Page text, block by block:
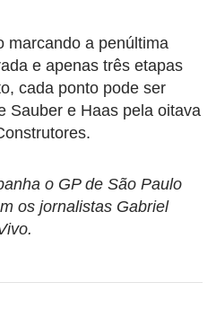
marcando a penúltima
e apenas três etapas
cada ponto pode ser
Sauber e Haas pela oitava
o GP de São Paulo
os jornalistas Gabriel